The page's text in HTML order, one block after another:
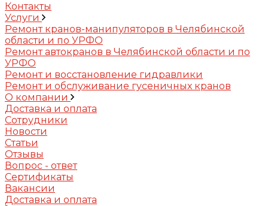
Контакты
Услуги
Ремонт кранов-манипуляторов в Челябинской
области и по УРФО
Ремонт автокранов в Челябинской области и по
УРФО
Ремонт и восстановление гидравлики
Ремонт и обслуживание гусеничных кранов
О компании
Доставка и оплата
Сотрудники
Новости
Статьи
Отзывы
Вопрос - ответ
Сертификаты
Вакансии
Доставка и оплата